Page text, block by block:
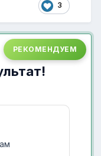
3
РЕКОМЕНДУЕМ